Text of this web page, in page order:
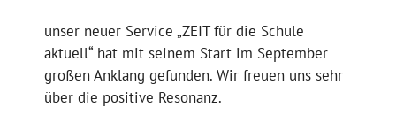
unser neuer Service „ZEIT für die Schule
aktuell“ hat mit seinem Start im September
großen Anklang gefunden. Wir freuen uns sehr
über die positive Resonanz.